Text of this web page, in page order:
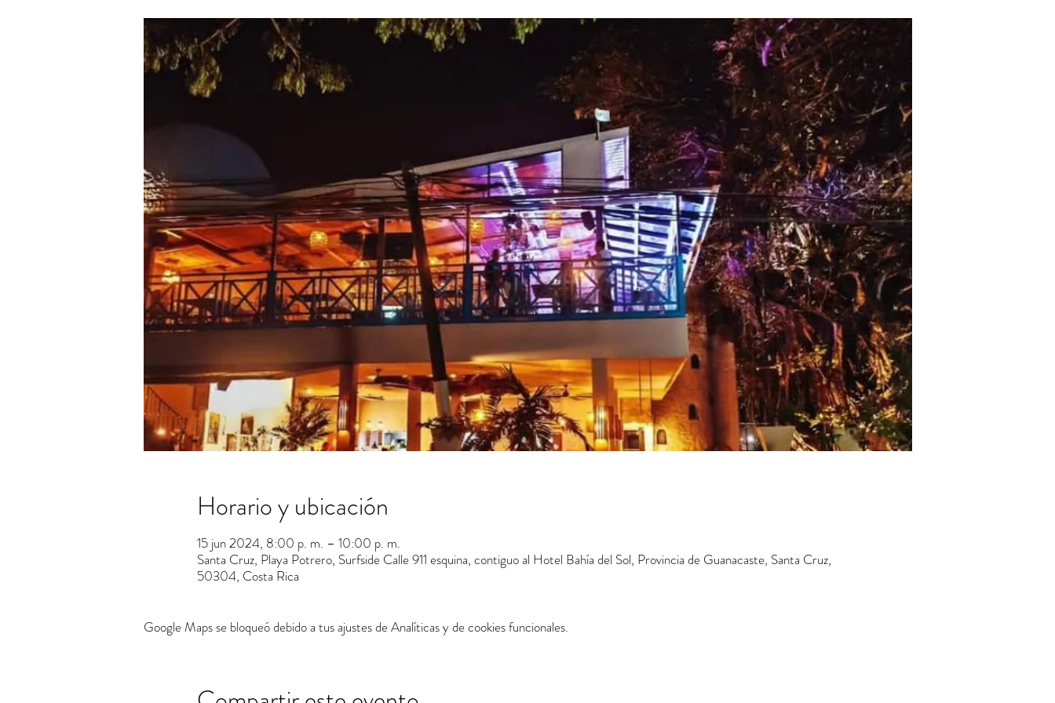
Horario y ubicación
15 jun 2024, 8:00 p. m. – 10:00 p. m.
Santa Cruz, Playa Potrero, Surfside Calle 911 esquina, contiguo al Hotel Bahía del Sol, Provincia de Guanacaste, Santa Cruz,
50304, Costa Rica
Google Maps se bloqueó debido a tus ajustes de Analíticas y de cookies funcionales.